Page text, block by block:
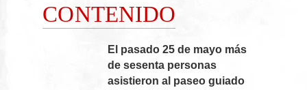
CONTENIDO
El pasado 25 de mayo más
de sesenta personas
asistieron al paseo guiado